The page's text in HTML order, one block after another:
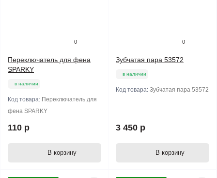
0
Переключатель для фена
SPARKY
в наличии
Код товара: Переключатель для
фена SPARKY
110 р
В корзину
0
Зубчатая пара 53572
в наличии
Код товара: Зубчатая пара 53572
3 450 р
В корзину